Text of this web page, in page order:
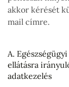
akkor kérését
mail címre.
A.
ellátásra
adatkezelés